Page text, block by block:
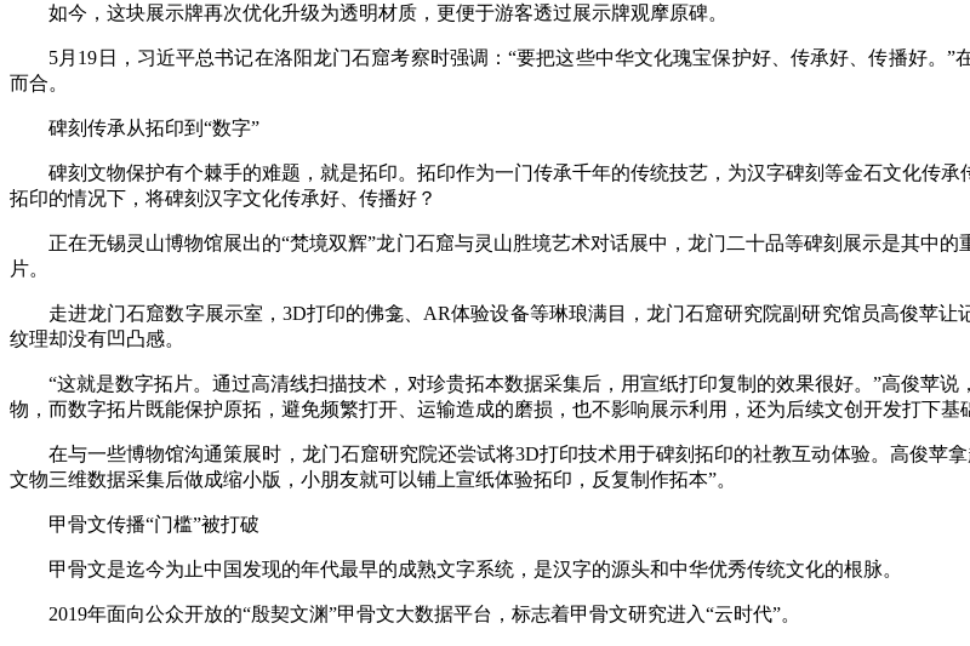
如今，这块展示牌再次优化升级为透明材质，更便于游客透过展示牌观摩原碑。
5月19日，习近平总书记在洛阳龙门石窟考察时强调：“要把这些中华文化瑰宝保护好、传承好、传播好。”
而合。
碑刻传承从拓印到“数字”
碑刻文物保护有个棘手的难题，就是拓印。拓印作为一门传承千年的传统技艺，为汉字碑刻等金石文化传承
拓印的情况下，将碑刻汉字文化传承好、传播好？
正在无锡灵山博物馆展出的“梵境双辉”龙门石窟与灵山胜境艺术对话展中，龙门二十品等碑刻展示是其中的
片。
走进龙门石窟数字展示室，3D打印的佛龛、AR体验设备等琳琅满目，龙门石窟研究院副研究馆员高俊苹让
纹理却没有凹凸感。
“这就是数字拓片。通过高清线扫描技术，对珍贵拓本数据采集后，用宣纸打印复制的效果很好。”高俊苹说
物，而数字拓片既能保护原拓，避免频繁打开、运输造成的磨损，也不影响展示利用，还为后续文创开发打下基
在与一些博物馆沟通策展时，龙门石窟研究院还尝试将3D打印技术用于碑刻拓印的社教互动体验。高俊苹拿
文物三维数据采集后做成缩小版，小朋友就可以铺上宣纸体验拓印，反复制作拓本”。
甲骨文传播“门槛”被打破
甲骨文是迄今为止中国发现的年代最早的成熟文字系统，是汉字的源头和中华优秀传统文化的根脉。
2019年面向公众开放的“殷契文渊”甲骨文大数据平台，标志着甲骨文研究进入“云时代”。